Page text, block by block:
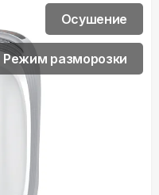
Осушение
Режим разморозки